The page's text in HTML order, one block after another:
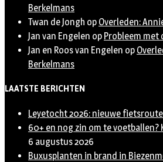
Berkelmans
Twan de Jongh op Overleden:
Jan van Engelen op Probleem met
Jan en Roos van Engelen op
Berkelmans
LAATSTE BERICHTEN
Leyetocht 2026: nieuwe
60+ en nog zin om te voetballen?
6 augustus 2026
Buxusplanten in brand in